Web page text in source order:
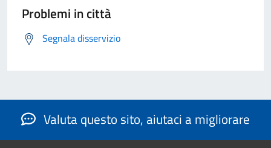
Problemi in città
Segnala disservizio
Valuta questo sito, aiutaci a migliorare